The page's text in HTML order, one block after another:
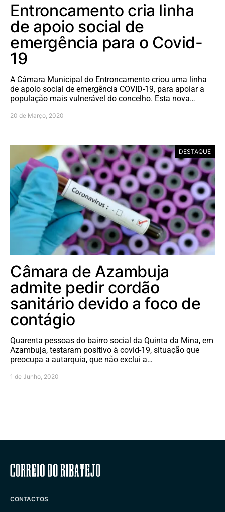
Entroncamento cria linha
de apoio social de
emergência para o Covid-
19
A Câmara Municipal do Entroncamento criou uma linha
de apoio social de emergência COVID-19, para apoiar a
população mais vulnerável do concelho. Esta nova…
20 de Março, 2020
DESTAQUE
Câmara de Azambuja
admite pedir cordão
sanitário devido a foco de
contágio
Quarenta pessoas do bairro social da Quinta da Mina, em
Azambuja, testaram positivo à covid-19, situação que
preocupa a autarquia, que não exclui a…
1 de Junho, 2020
Correio do Ribatejo
CONTACTOS